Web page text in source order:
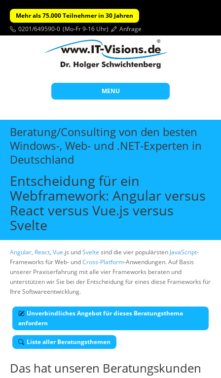
Mehr als 75.000 Teilnehmer in 30 Jahren
0201/649590-0 (Mo-Fr 9-16 Uhr) Anfrage
MENU
Start
Themen
Beratung
Individuelle Schulungen
Offene Seminare
Wissen
Beratung/Consulting von den besten
Windows-, Web- und .NET-Experten in
Deutschland
Entscheidung für ein
Webframework: Angular versus
React versus Vue.js versus
Svelte
Angular, React, Vue.js undSvelte sind die vier populärsten JavaScript-
Frameworks für Web- undCross-Platform-Anwendungen. Auf Basis
unserer Praxiserfahrung mit alle vier Frameworks beraten und
unterstützen wir Sie bei der Entscheidung für eines diese Frameworks für
Ihre Softwareentwicklung.
Unverbindliches Angebot für dieses Beratungsthema
anfordern
Liste aller Beratungsthemen
Das hat unseren Beratungskunden